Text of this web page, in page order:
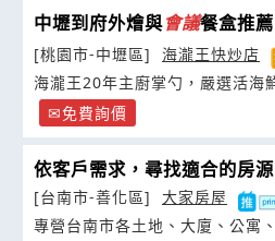
中壢到府外燴與會議餐盒推
[桃園市-中壢區]
海瀧王快炒店
海瀧王20年主廚掌勺，嚴選活海
免費詢價
依客戶需求，尋找適合的房源
[台南市-善化區]
大家房屋
專營台南市各土地、大廈、公寓